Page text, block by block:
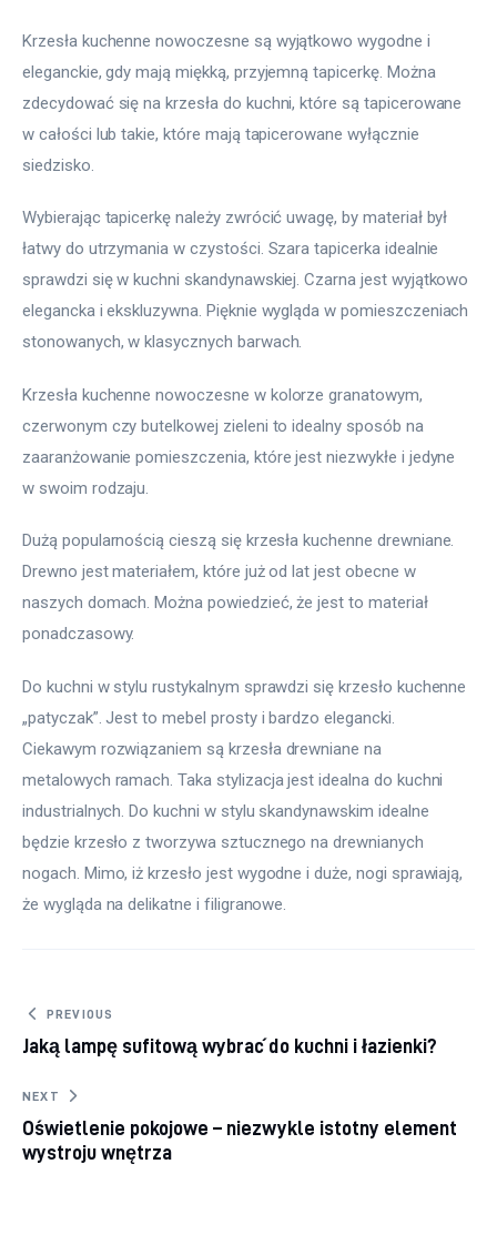
Krzesła kuchenne nowoczesne są wyjątkowo wygodne i
eleganckie, gdy mają miękką, przyjemną tapicerkę. Można
zdecydować się na krzesła do kuchni, które są tapicerowane
w całości lub takie, które mają tapicerowane wyłącznie
siedzisko.
Wybierając tapicerkę należy zwrócić uwagę, by materiał był
łatwy do utrzymania w czystości. Szara tapicerka idealnie
sprawdzi się w kuchni skandynawskiej. Czarna jest wyjątkowo
elegancka i ekskluzywna. Pięknie wygląda w pomieszczeniach
stonowanych, w klasycznych barwach.
Krzesła kuchenne nowoczesne w kolorze granatowym,
czerwonym czy butelkowej zieleni to idealny sposób na
zaaranżowanie pomieszczenia, które jest niezwykłe i jedyne
w swoim rodzaju.
Dużą popularnością cieszą się krzesła kuchenne drewniane.
Drewno jest materiałem, które już od lat jest obecne w
naszych domach. Można powiedzieć, że jest to materiał
ponadczasowy.
Do kuchni w stylu rustykalnym sprawdzi się krzesło kuchenne
„patyczak”. Jest to mebel prosty i bardzo elegancki.
Ciekawym rozwiązaniem są krzesła drewniane na
metalowych ramach. Taka stylizacja jest idealna do kuchni
industrialnych. Do kuchni w stylu skandynawskim idealne
będzie krzesło z tworzywa sztucznego na drewnianych
nogach. Mimo, iż krzesło jest wygodne i duże, nogi sprawiają,
że wygląda na delikatne i filigranowe.
Nawigacja
wpisu
PREVIOUS
Jaką lampę sufitową wybrać do kuchni i łazienki?
NEXT
Oświetlenie pokojowe – niezwykle istotny element
wystroju wnętrza